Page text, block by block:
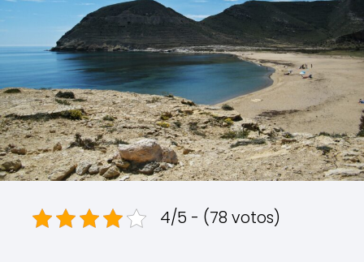
4/5 - (78 votos)